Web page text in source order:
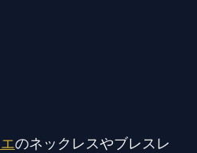
のネックレスやブレスレ